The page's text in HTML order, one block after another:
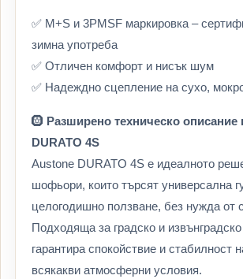
✅ M+S и 3PMSF маркировка –
зимна употреба
✅ Отличен комфорт и нисък шум
✅ Надеждно сцепление на сухо,
🛞 Разширено техническо описание
DURATO 4S
Austone DURATO 4S е идеалното
шофьори, които търсят универсална
целогодишно ползване, без нужда от
Подходяща за градско и
гарантира спокойствие и стабилност
всякакви атмосферни условия.